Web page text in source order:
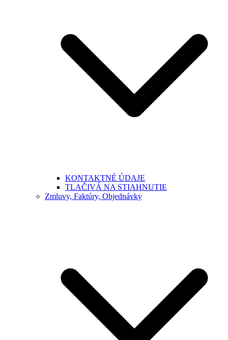
KONTAKTNÉ ÚDAJE
TLAČIVÁ NA STIAHNUTIE
Zmluvy, Faktúry, Objednávky